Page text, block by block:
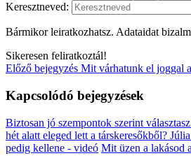
Keresztneved:
Bármikor leiratkozhatsz. Adataidat
Sikeresen feliratkoztál!
Előző bejegyzés Mit várhatunk el joggal
Kapcsolódó bejegyzések
Biztosan jó szempontok szerint
hét alatt eleged lett a társkeresőkből?
pedig kellene - videó Mit üzen a lakásod